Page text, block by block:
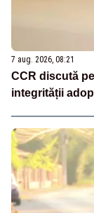
7 aug. 2026, 08:21
CCR discută
integrității